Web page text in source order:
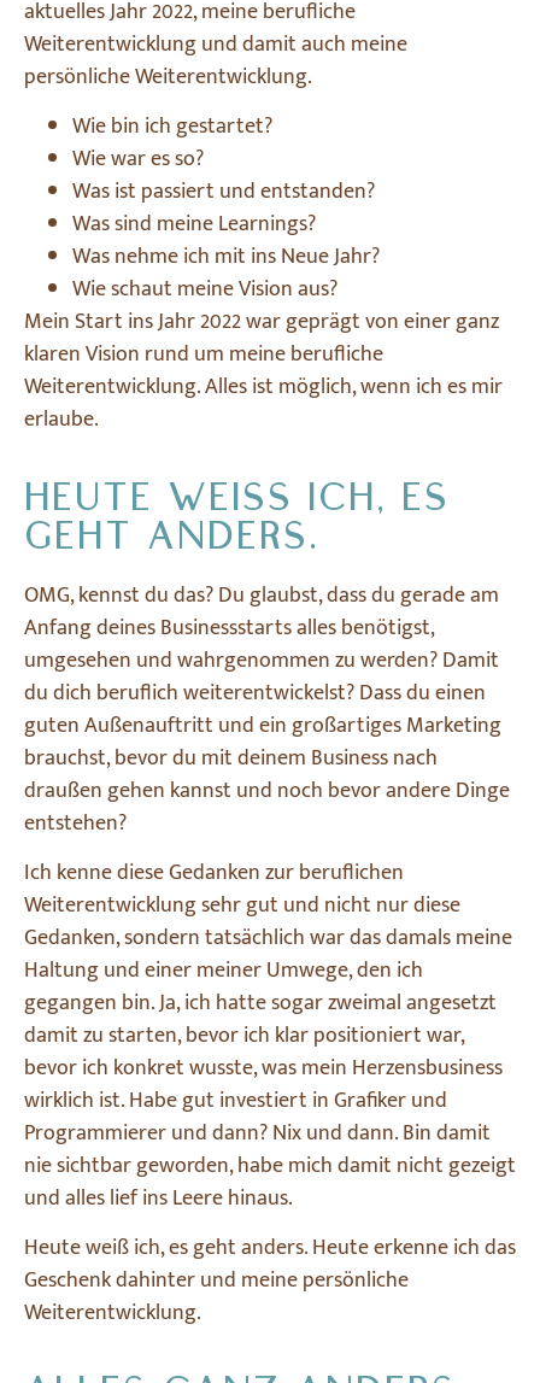
aktuelles Jahr 2022, meine berufliche
Weiterentwicklung und damit auch meine
persönliche Weiterentwicklung.
Wie bin ich gestartet?
Wie war es so?
Was ist passiert und entstanden?
Was sind meine Learnings?
Was nehme ich mit ins Neue Jahr?
Wie schaut meine Vision aus?
Mein Start ins Jahr 2022 war geprägt von einer ganz
klaren Vision rund um meine berufliche
Weiterentwicklung. Alles ist möglich, wenn ich es mir
erlaube.
HEUTE WEISS ICH, ES G
EHT ANDERS.
OMG, kennst du das? Du glaubst, dass du gerade am
Anfang deines Businessstarts alles benötigst,
umgesehen und wahrgenommen zu werden? Damit
du dich beruflich weiterentwickelst? Dass du einen
guten Außenauftritt und ein großartiges Marketing
brauchst, bevor du mit deinem Business nach
draußen gehen kannst und noch bevor andere Dinge
entstehen?
Ich kenne diese Gedanken zur beruflichen
Weiterentwicklung sehr gut und nicht nur diese
Gedanken, sondern tatsächlich war das damals meine
Haltung und einer meiner Umwege, den ich
gegangen bin. Ja, ich hatte sogar zweimal angesetzt
damit zu starten, bevor ich klar positioniert war,
bevor ich konkret wusste, was mein Herzensbusiness
wirklich ist. Habe gut investiert in Grafiker und
Programmierer und dann? Nix und dann. Bin damit
nie sichtbar geworden, habe mich damit nicht gezeigt
und alles lief ins Leere hinaus.
Heute weiß ich, es geht anders. Heute erkenne ich das
Geschenk dahinter und meine persönliche
Weiterentwicklung.